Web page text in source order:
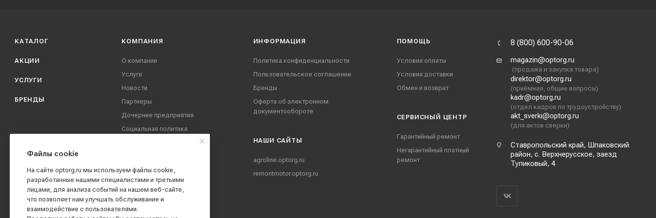
КАТАЛОГ
АКЦИИ
УСЛУГИ
БРЕНДЫ
КОМПАНИЯ
О компании
Услуги
Новости
Партнеры
Дочерние предприятия
Социальная политика
Вакансии
Реквизиты
Контакты
ИНФОРМАЦИЯ
Политика конфиденциальности
Пользовательское соглашение
Бренды
Оферта об электронном
документообороте
НАШИ CАЙТЫ
agroline.optorg.ru
remontmotor.optorg.ru
ПОМОЩЬ
Условия оплаты
Условия доставки
Обмен и возврат
СЕРВИСНЫЙ ЦЕНТР
Гарантийный ремонт
Негарантийный платный
ремонт
8 (800) 600-90-06
magazin@optorg.ru
(продажа и закупка товара)
direktor@optorg.ru
(приёмная, общие вопросы)
kadr@optorg.ru
(отдел кадров по трудоустройству)
akt_sverki@optorg.ru
(для актов сверки)
Ставропольский край, Шпаковский
район, с. Верхнерусское, заезд
Тупиковый, 4
Файлы cookie
На сайте optorg.ru мы используем файлы cookie,
разработанные нашими специалистами и третьими
лицами, для анализа событий на нашем веб-сайте,
что позволяет нам улучшать обслуживание и
взаимодействие с пользователями.